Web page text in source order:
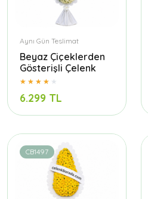
Aynı Gün Teslimat
Beyaz Çiçeklerden
Gösterişli Çelenk
6.299 TL
CB1497